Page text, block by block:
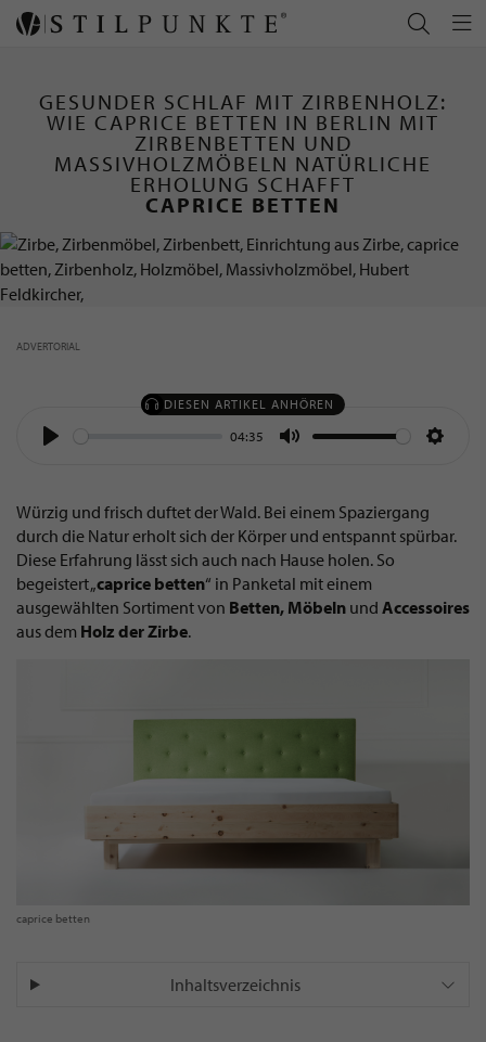
GESUNDER SCHLAF MIT ZIRBENHOLZ:
WIE CAPRICE BETTEN IN BERLIN MIT
ZIRBENBETTEN UND
MASSIVHOLZMÖBELN NATÜRLICHE
ERHOLUNG SCHAFFT
CAPRICE BETTEN
ADVERTORIAL
DIESEN ARTIKEL ANHÖREN
04:35
Würzig und frisch duftet der Wald. Bei einem Spaziergang
durch die Natur erholt sich der Körper und entspannt spürbar.
Diese Erfahrung lässt sich auch nach Hause holen. So
begeistert „caprice betten“ in Panketal mit einem
ausgewählten Sortiment von Betten, Möbeln und Accessoires
aus dem Holz der Zirbe.
caprice betten
Inhaltsverzeichnis